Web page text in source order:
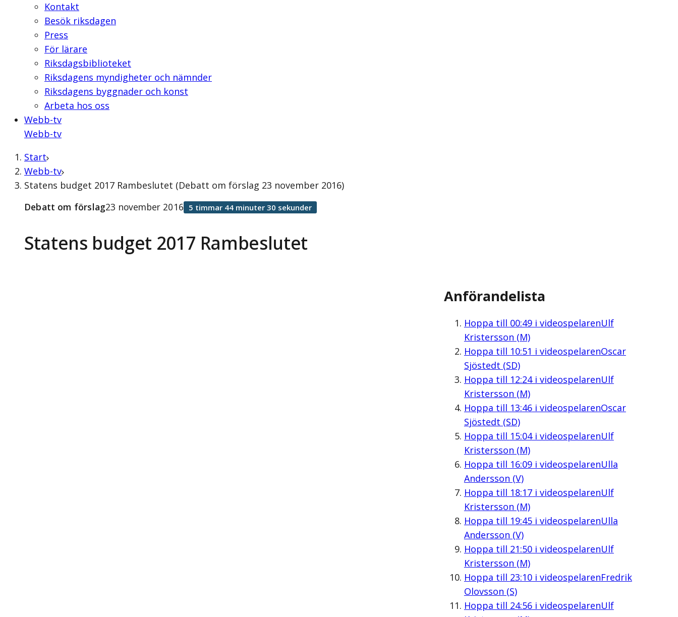
Kontakt
Besök riksdagen
Press
För lärare
Riksdagsbiblioteket
Riksdagens myndigheter och nämnder
Riksdagens byggnader och konst
Arbeta hos oss
Webb-tv
Webb-tv
Start
Webb-tv
Statens budget 2017 Rambeslutet (Debatt om förslag 23 november 2016)
Statens budget 2017 Rambeslutet
Debatt om förslag23 november 2016 5 timmar 44 minuter 30 sekunder
Anförandelista
Hoppa till 00:49i videospelarenUlf
Kristersson (M)
Hoppa till 10:51 i videospelarenOscar
Sjöstedt (SD)
Hoppa till 12:24i videospelarenUlf
Kristersson (M)
Hoppa till 13:46i videospelarenOscar
Sjöstedt (SD)
Hoppa till 15:04i videospelarenUlf
Kristersson (M)
Hoppa till 16:09i videospelarenUlla
Andersson (V)
Hoppa till 18:17i videospelarenUlf
Kristersson (M)
Hoppa till 19:45i videospelarenUlla
Andersson (V)
Hoppa till 21:50i videospelarenUlf
Kristersson (M)
Hoppa till 23:10i videospelarenFredrik
Olovsson (S)
Hoppa till 24:56i videospelarenUlf